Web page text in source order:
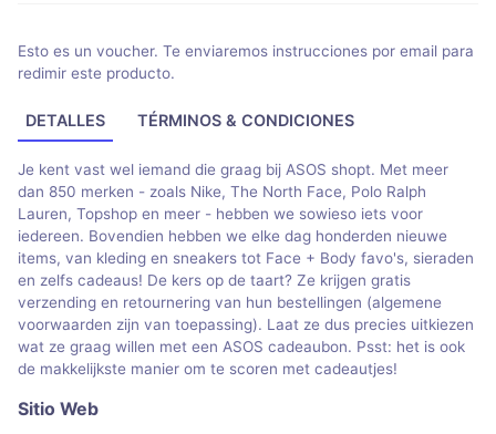
Esto es un voucher. Te enviaremos instrucciones por email para
redimir este producto.
DETALLES TÉRMINOS & CONDICIONES
Je kent vast wel iemand die graag bij ASOS shopt. Met meer
dan 850 merken - zoals Nike, The North Face, Polo Ralph
Lauren, Topshop en meer - hebben we sowieso iets voor
iedereen. Bovendien hebben we elke dag honderden nieuwe
items, van kleding en sneakers tot Face + Body favo's, sieraden
en zelfs cadeaus! De kers op de taart? Ze krijgen gratis
verzending en retournering van hun bestellingen (algemene
voorwaarden zijn van toepassing). Laat ze dus precies uitkiezen
wat ze graag willen met een ASOS cadeaubon. Psst: het is ook
de makkelijkste manier om te scoren met cadeautjes!
Sitio Web